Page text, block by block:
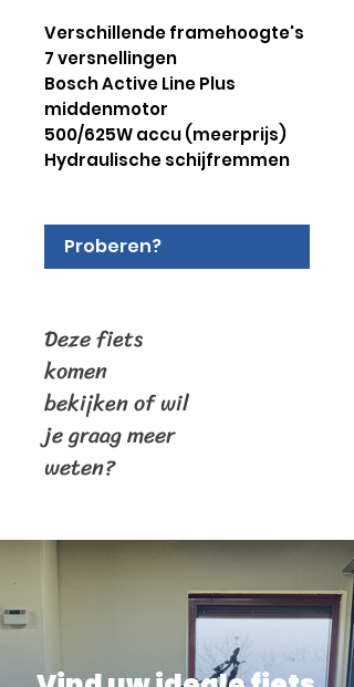
Verschillende framehoogte's
7 versnellingen
Bosch Active Line Plus
middenmotor
500/625W accu (meerprijs)
Hydraulische schijfremmen
Proberen?
Deze fiets
komen
bekijken of wil
je graag meer
weten?